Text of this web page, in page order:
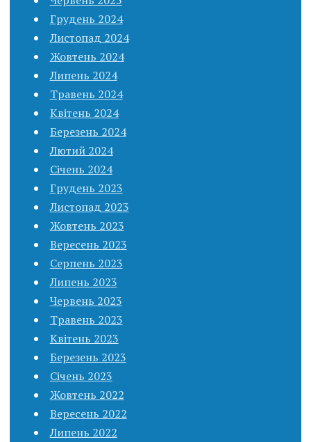
Грудень 2024
Листопад 2024
Жовтень 2024
Липень 2024
Травень 2024
Квітень 2024
Березень 2024
Лютий 2024
Січень 2024
Грудень 2023
Листопад 2023
Жовтень 2023
Вересень 2023
Серпень 2023
Липень 2023
Червень 2023
Травень 2023
Квітень 2023
Березень 2023
Січень 2023
Жовтень 2022
Вересень 2022
Липень 2022